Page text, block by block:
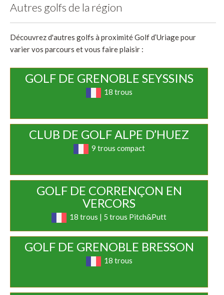
Autres golfs de la région
Découvrez d'autres golfs à proximité Golf d’Uriage pour
varier vos parcours et vous faire plaisir :
GOLF DE GRENOBLE SEYSSINS
18 trous
CLUB DE GOLF ALPE D’HUEZ
9 trous compact
GOLF DE CORRENÇON EN
VERCORS
18 trous | 5 trous Pitch&Putt
GOLF DE GRENOBLE BRESSON
18 trous